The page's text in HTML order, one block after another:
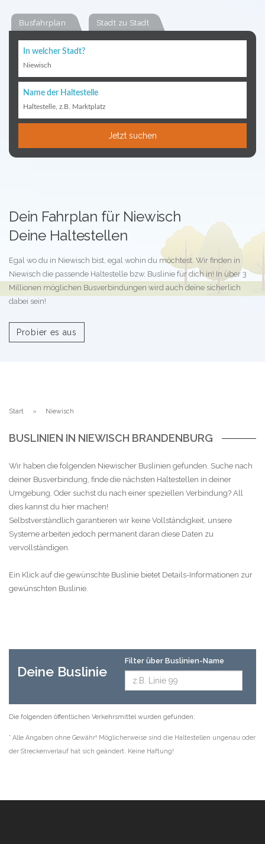
Busfahrplan Stadt zu Stadt
In welcher Stadt?
Niewisch
Name der Haltestelle
Haltestelle, z.B. Marktplatz
Jetzt suchen
Dein Fahrplan für Niewisch
Deine Haltestellen
Egal wo du in Niewisch bist, egal wohin du möchtest. Wir finden in
Niewisch die passende Haltestelle bzw. Buslinie für dich in! In über 3
Millionen möglichen Busverbindungen wird auch deine sicherlich
dabei sein!
Probier es aus
Start Niewisch
BUSLINIEN IN NIEWISCH BRANDENBURG
Wir haben die folgenden Niewischer Buslinien gefunden. Suche nach
deiner Busverbindung, finde die nächsten Haltestellen in deiner
Umgebung. Oder suchst du nach einer speziellen Verbindung? All
dies kannst du hier machen!
Selbstverständlich garantieren wir keine Vollständigkeit, unsere
Systeme arbeiten jedoch permanent daran diese Daten zu
vervollständigen.
Ein Klick auf die gewünschte Buslinie bietet Details-Informationen zur
gewünschten Buslinie.
Deine Buslinie
Filter über Buslinien-Name
Die folgenden öffentlichen Verkehrsmittel wurden gefunden:
* Alle Angaben ohne Gewähr! Möglicherweise sind die Haltestellen ungenau oder
der Streckenverlauf hat sich geändert. Keine Haftung!